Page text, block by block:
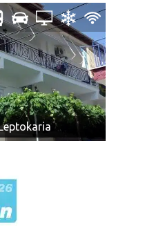
je najstrože zabranjeno.
nije obavezujuće.
putnika na prevozu,
drugim prevoznim
sa) destinacije.
bez oba ili sa jednim
roditelja koji ne
organa.
je na 1 kofer
kg, 1 ručni prtljag i dečija
ukoliko kofer prelazi